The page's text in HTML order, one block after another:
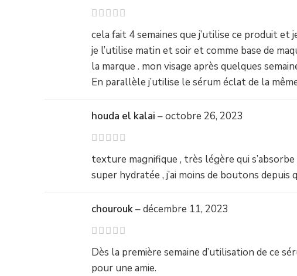
cela fait 4 semaines que j’utilise ce produit et
je l’utilise matin et soir et comme base de
la marque . mon visage après quelques
En parallèle j’utilise le sérum éclat de la
houda el kalai –octobre 26, 2023
texture magnifique , très légère qui
super hydratée , j’ai moins de boutons depuis
chourouk–décembre 11, 2023
Dès la première semaine d’utilisation de ce
pour une amie.